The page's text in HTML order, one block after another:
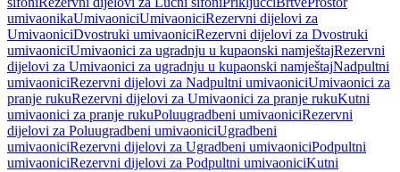
umivaonikaUmivaoniciUmivaoniciRezervni dijelovi za
UmivaoniciDvostruki umivaoniciRezervni dijelovi za Dvostruki
umivaoniciUmivaonici za ugradnju u kupaonski namještajRezervni
dijelovi za Umivaonici za ugradnju u kupaonski namještajNadpultni
umivaoniciRezervni dijelovi za Nadpultni umivaoniciUmivaonici za
pranje rukuRezervni dijelovi za Umivaonici za pranje rukuKutni
umivaonici za pranje rukuPoluugradbeni umivaoniciRezervni
dijelovi za Poluugradbeni umivaoniciUgradbeni
umivaoniciRezervni dijelovi za Ugradbeni umivaoniciPodpultni
umivaoniciRezervni dijelovi za Podpultni umivaoniciKutni